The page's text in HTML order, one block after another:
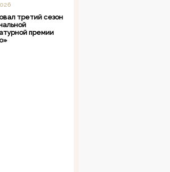
третий сезон
премии